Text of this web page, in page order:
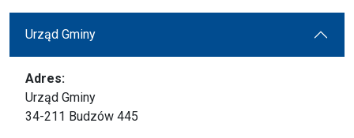
Urząd Gminy
Adres:
Urząd Gminy
34-211 Budzów 445